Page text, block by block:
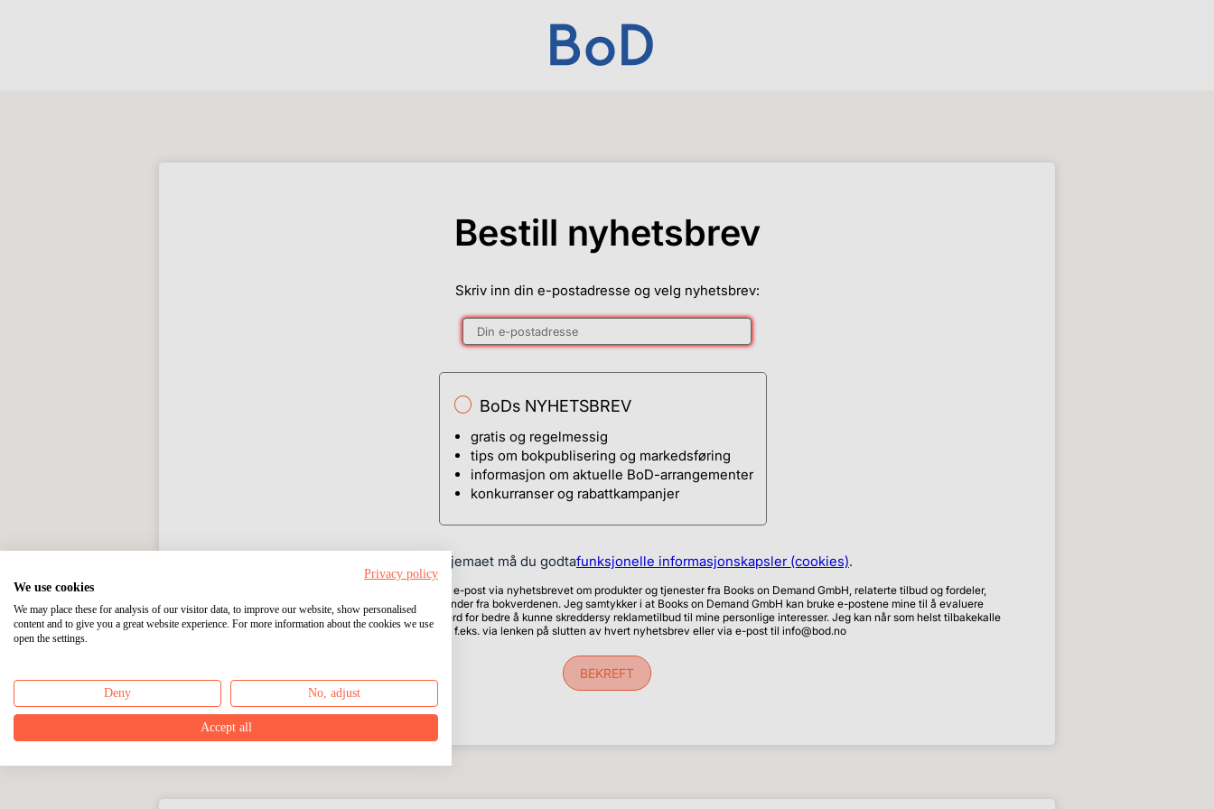
Bestill nyhetsbrev
Skriv inn din e-postadresse og velg nyhetsbrev:
BoDs NYHETSBREV
gratis og regelmessig
tips om bokpublisering og markedsføring
informasjon om aktuelle BoD-arrangementer
konkurranser og rabattkampanjer
For å bruke skjemaet må du godtafunksjonelle informasjonskapsler (cookies).
Ja, jeg ønsker å bli regelmessig informert via e-post via nyhetsbrevet om produkter og tjenester fra Books on Demand GmbH, relaterte tilbud og fordeler,
undersøkelser, konkurranser samt tips og trender fra bokverdenen. Jeg samtykker i at Books on Demand GmbH kan bruke e-postene mine til å evaluere
mottaks-, åpnings- og klikkatferd samt kjøpsatferd for bedre å kunne skreddersy reklametilbud til mine personlige interesser. Jeg kan når som helst tilbakekalle
dette samtykket, f.eks. via lenken på slutten av hvert nyhetsbrev eller via e-post til info@bod.no
BEKREFT
Privacy policy
We use cookies
We may place these for analysis of our visitor data, to improve our website, show personalised
content and to give you a great website experience. For more information about the cookies we use
open the settings.
Deny No, adjust
Accept all